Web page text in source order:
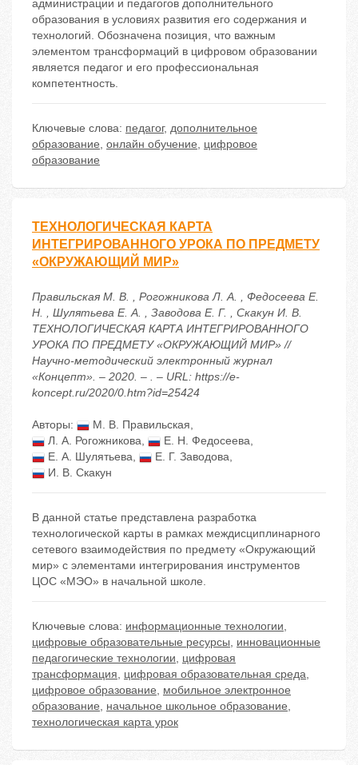
администрации и педагогов дополнительного
образования в условиях развития его содержания и
технологий. Обозначена позиция, что важным
элементом трансформаций в цифровом образовании
является педагог и его профессиональная
компетентность.
Ключевые слова: педагог, дополнительное
образование, онлайн обучение, цифровое
образование
ТЕХНОЛОГИЧЕСКАЯ КАРТА
ИНТЕГРИРОВАННОГО УРОКА ПО ПРЕДМЕТУ
«ОКРУЖАЮЩИЙ МИР»
Правильская М. В. , Рогожникова Л. А. , Федосеева Е.
Н. , Шулятьева Е. А. , Заводова Е. Г. , Скакун И. В.
ТЕХНОЛОГИЧЕСКАЯ КАРТА ИНТЕГРИРОВАННОГО
УРОКА ПО ПРЕДМЕТУ «ОКРУЖАЮЩИЙ МИР» //
Научно-методический электронный журнал
«Концепт». – 2020. – . – URL: https://e-
koncept.ru/2020/0.htm?id=25424
Авторы: М. В. Правильская,
Л. А. Рогожникова, Е. Н. Федосеева,
Е. А. Шулятьева, Е. Г. Заводова,
И. В. Скакун
В данной статье представлена разработка
технологической карты в рамках междисциплинарного
сетевого взаимодействия по предмету «Окружающий
мир» с элементами интегрирования инструментов
ЦОС «МЭО» в начальной школе.
Ключевые слова: информационные технологии,
цифровые образовательные ресурсы, инновационные
педагогические технологии, цифровая
трансформация, цифровая образовательная среда,
цифровое образование, мобильное электронное
образование, начальное школьное образование,
технологическая карта урок